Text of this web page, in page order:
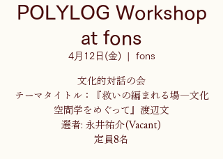
POLYLOG Workshop
at fons
4月12日(金)
  |
fons
文化的対話の会
テーマタイトル：『救いの編まれる場―文化
空間学をめぐって』渡辺文
選者: 永井祐介(Vacant)
定員8名